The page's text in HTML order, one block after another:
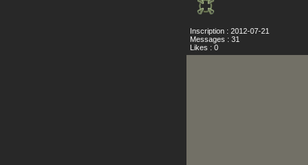
Inscription : 2012-07-21
Messages : 31
Likes : 0